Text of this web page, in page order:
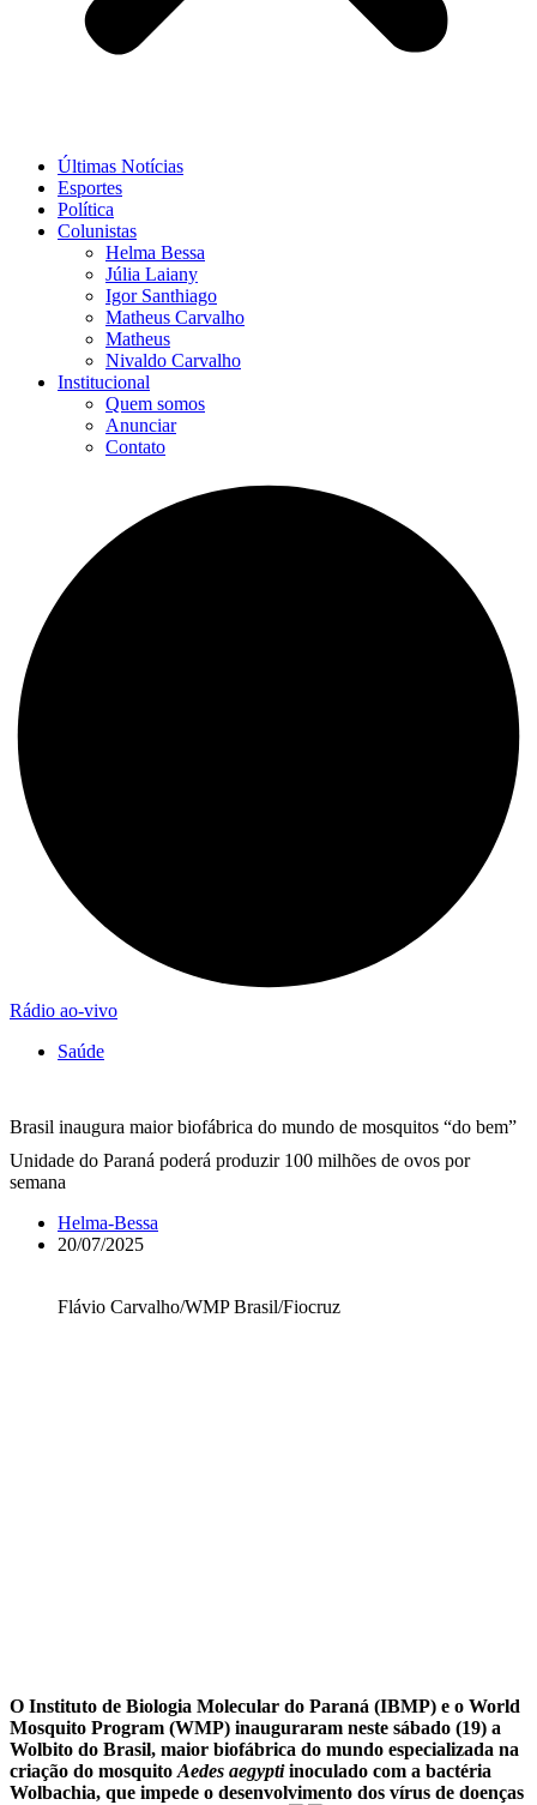
Últimas Notícias
Esportes
Política
Colunistas
Helma Bessa
Júlia Laiany
Igor Santhiago
Matheus Carvalho
Matheus
Nivaldo Carvalho
Institucional
Quem somos
Anunciar
Contato
Rádio ao-vivo
Saúde
Brasil inaugura maior biofábrica do mundo de mosquitos “do bem”
Unidade do Paraná poderá produzir 100 milhões de ovos por
semana
Helma-Bessa
20/07/2025
Flávio Carvalho/WMP Brasil/Fiocruz
O Instituto de Biologia Molecular do Paraná (IBMP) e o World
Mosquito Program (WMP) inauguraram neste sábado (19) a
Wolbito do Brasil, maior biofábrica do mundo especializada na
criação do mosquitoAedes aegyptiinoculado com a bactéria
Wolbachia, que impede o desenvolvimento dos vírus de doenças